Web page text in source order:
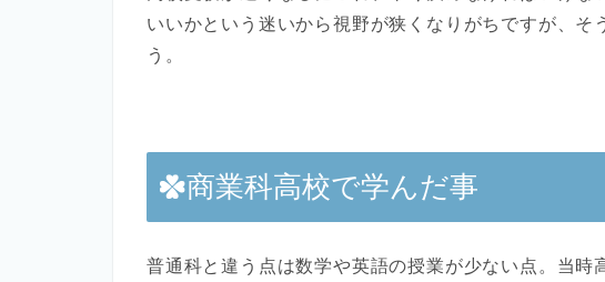
いいかという迷いから視野が狭くなりがちですが、そ
う。
商業科高校で学んだ事
普通科と違う点は数学や英語の授業が少ない点。当時